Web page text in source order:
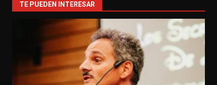
TE PUEDEN INTERESAR